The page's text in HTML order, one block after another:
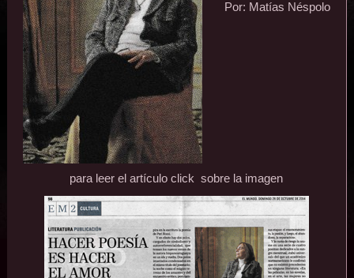
Por: Matías Néspolo
para leer el artículo click sobre la imagen